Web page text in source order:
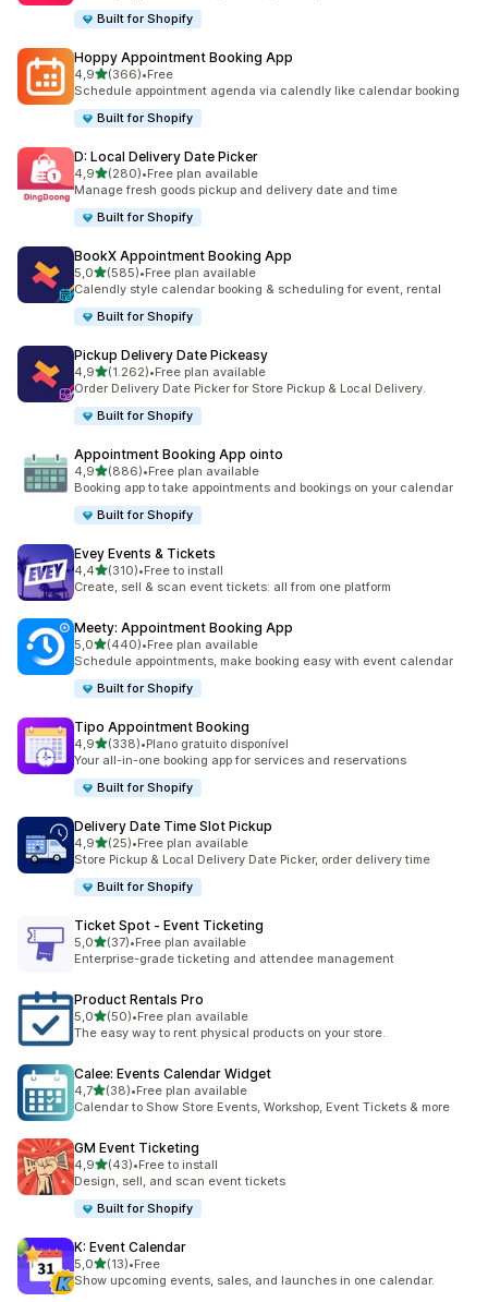
Built for Shopify
Hoppy Appointment Booking App
4,9de 5 estrelas
(366)
366 total de avaliações
•Free
Schedule appointment agenda via calendly like calendar booking
Built for Shopify
D: Local Delivery Date Picker
4,9de 5 estrelas
(280)
280 total de avaliações
•Free plan available
Manage fresh goods pickup and delivery date and time
Built for Shopify
BookX Appointment Booking App
5,0de 5 estrelas
(585)
585 total de avaliações
•Free plan available
Calendly style calendar booking & scheduling for event, rental
Built for Shopify
Pickup Delivery Date Pickeasy
4,9de 5 estrelas
(1.262)
1262 total de avaliações
•Free plan available
Order Delivery Date Picker for Store Pickup & Local Delivery.
Built for Shopify
Appointment Booking App ointo
4,9de 5 estrelas
(886)
886 total de avaliações
•Free plan available
Booking app to take appointments and bookings on your calendar
Built for Shopify
Evey Events & Tickets
4,4de 5 estrelas
(310)
310 total de avaliações
•Free to install
Create, sell & scan event tickets: all from one platform
Meety: Appointment Booking App
5,0de 5 estrelas
(440)
440 total de avaliações
•Free plan available
Schedule appointments, make booking easy with event calendar
Built for Shopify
Tipo Appointment Booking
4,9de 5 estrelas
(338)
338 total de avaliações
•Plano gratuito disponível
Your all-in-one booking app for services and reservations
Built for Shopify
Delivery Date Time Slot Pickup
4,9de 5 estrelas
(25)
25 total de avaliações
•Free plan available
Store Pickup & Local Delivery Date Picker, order delivery time
Built for Shopify
Ticket Spot ‑ Event Ticketing
5,0de 5 estrelas
(37)
37 total de avaliações
•Free plan available
Enterprise-grade ticketing and attendee management
Product Rentals Pro
5,0de 5 estrelas
(50)
50 total de avaliações
•Free plan available
The easy way to rent physical products on your store.
Calee: Events Calendar Widget
4,7de 5 estrelas
(38)
38 total de avaliações
•Free plan available
Calendar to Show Store Events, Workshop, Event Tickets & more
GM Event Ticketing
4,9de 5 estrelas
(43)
43 total de avaliações
•Free to install
Design, sell, and scan event tickets
Built for Shopify
K: Event Calendar
5,0de 5 estrelas
(13)
13 total de avaliações
•Free
Show upcoming events, sales, and launches in one calendar.